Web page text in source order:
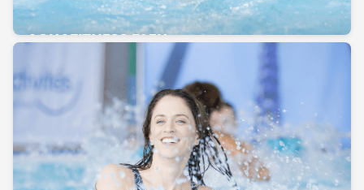
AQUAFITNESS BLEU